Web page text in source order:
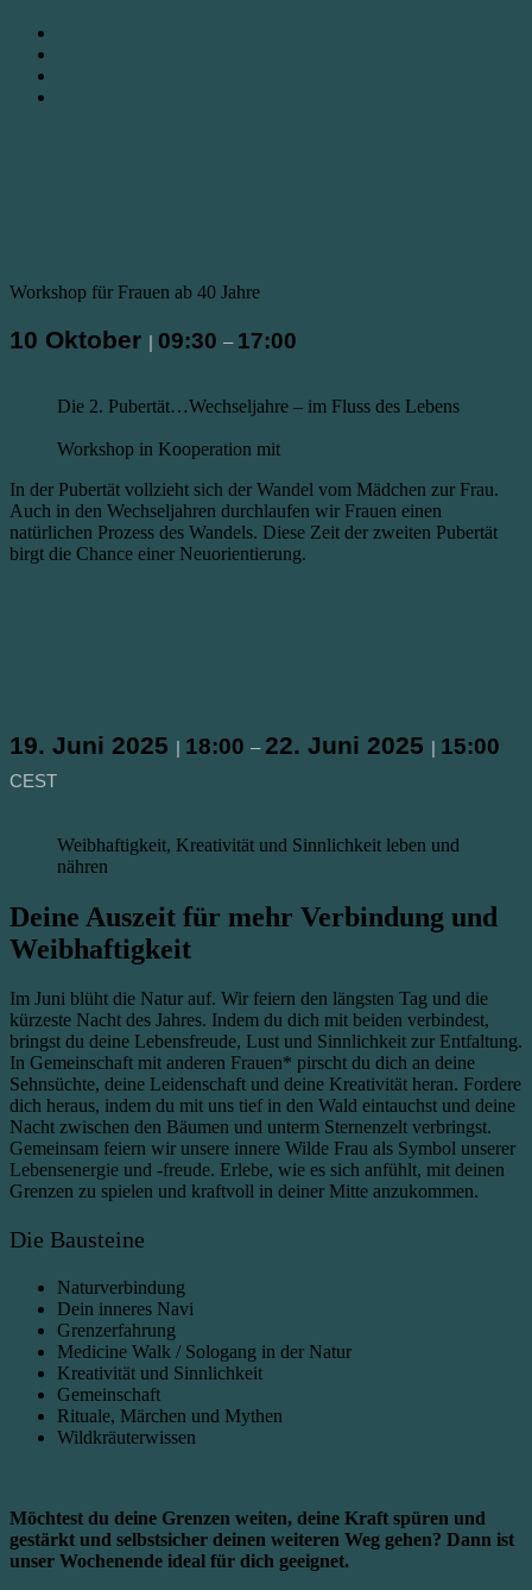
Workshop für Frauen ab 40 Jahre
10 Oktober | 09:30 – 17:00
Die 2. Pubertät…Wechseljahre – im Fluss des Lebens
Workshop in Kooperation mit
In der Pubertät vollzieht sich der Wandel vom Mädchen zur Frau.
Auch in den Wechseljahren durchlaufen wir Frauen einen
natürlichen Prozess des Wandels. Diese Zeit der zweiten Pubertät
birgt die Chance einer Neuorientierung.
19. Juni 2025 | 18:00 – 22. Juni 2025 | 15:00
CEST
Weibhaftigkeit, Kreativität und Sinnlichkeit leben und
nähren
Deine Auszeit für mehr Verbindung und
Weibhaftigkeit
Im Juni blüht die Natur auf. Wir feiern den längsten Tag und die
kürzeste Nacht des Jahres. Indem du dich mit beiden verbindest,
bringst du deine Lebensfreude, Lust und Sinnlichkeit zur Entfaltung.
In Gemeinschaft mit anderen Frauen* pirscht du dich an deine
Sehnsüchte, deine Leidenschaft und deine Kreativität heran. Fordere
dich heraus, indem du mit uns tief in den Wald eintauchst und deine
Nacht zwischen den Bäumen und unterm Sternenzelt verbringst.
Gemeinsam feiern wir unsere innere Wilde Frau als Symbol unserer
Lebensenergie und -freude. Erlebe, wie es sich anfühlt, mit deinen
Grenzen zu spielen und kraftvoll in deiner Mitte anzukommen.
Die Bausteine
Naturverbindung
Dein inneres Navi
Grenzerfahrung
Medicine Walk / Sologang in der Natur
Kreativität und Sinnlichkeit
Gemeinschaft
Rituale, Märchen und Mythen
Wildkräuterwissen
Möchtest du deine Grenzen weiten, deine Kraft spüren und
gestärkt und selbstsicher deinen weiteren Weg gehen? Dann ist
unser Wochenende ideal für dich geeignet.